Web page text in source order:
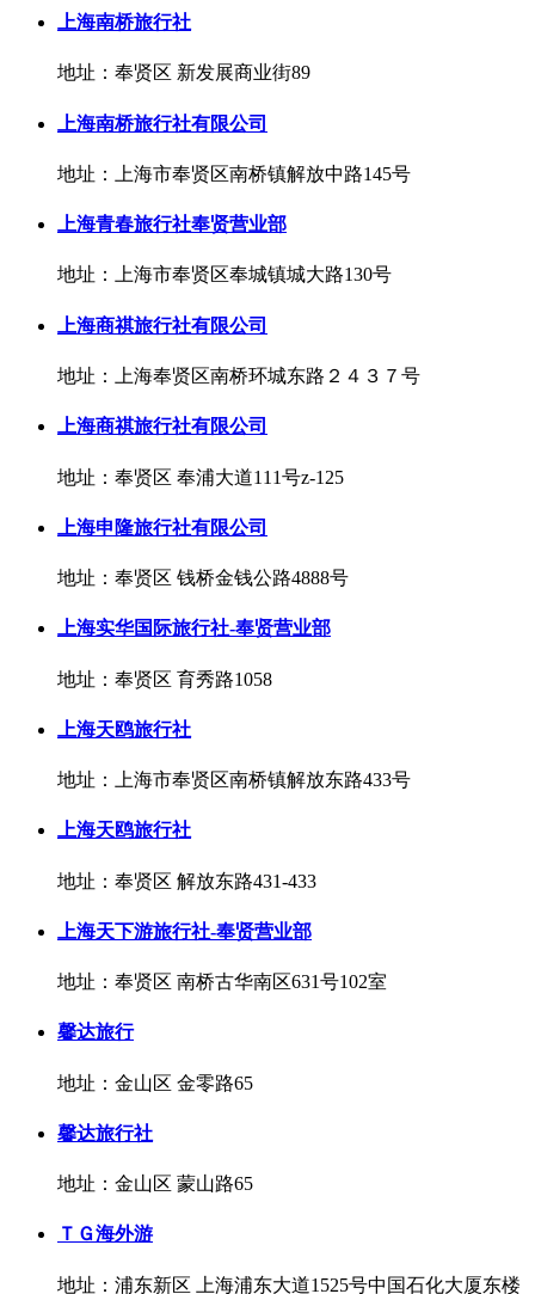
上海南桥旅行社
地址：奉贤区 新发展商业街89
上海南桥旅行社有限公司
地址：上海市奉贤区南桥镇解放中路145号
上海青春旅行社奉贤营业部
地址：上海市奉贤区奉城镇城大路130号
上海商祺旅行社有限公司
地址：上海奉贤区南桥环城东路２４３７号
上海商祺旅行社有限公司
地址：奉贤区 奉浦大道111号z-125
上海申隆旅行社有限公司
地址：奉贤区 钱桥金钱公路4888号
上海实华国际旅行社-奉贤营业部
地址：奉贤区 育秀路1058
上海天鸥旅行社
地址：上海市奉贤区南桥镇解放东路433号
上海天鸥旅行社
地址：奉贤区 解放东路431-433
上海天下游旅行社-奉贤营业部
地址：奉贤区 南桥古华南区631号102室
馨达旅行
地址：金山区 金零路65
馨达旅行社
地址：金山区 蒙山路65
ＴＧ海外游
地址：浦东新区 上海浦东大道1525号中国石化大厦东楼